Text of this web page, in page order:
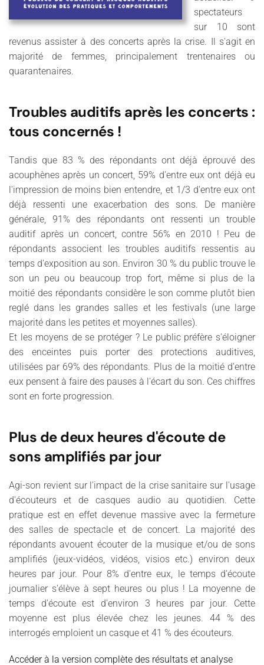
spectateurs
sur 10 sont
revenus assister à des concerts après la crise. Il s'agit en
majorité de femmes, principalement trentenaires ou
quarantenaires.
Troubles auditifs après les concerts :
tous concernés !
Tandis que 83 % des répondants ont déjà éprouvé des
acouphènes après un concert, 59% d'entre eux ont déjà eu
l'impression de moins bien entendre, et 1/3 d'entre eux ont
déjà ressenti une exacerbation des sons. De manière
générale, 91% des répondants ont ressenti un trouble
auditif après un concert, contre 56% en 2010 ! Peu de
répondants associent les troubles auditifs ressentis au
temps d'exposition au son. Environ 30 % du public trouve le
son un peu ou beaucoup trop fort, même si plus de la
moitié des répondants considère le son comme plutôt bien
reglé dans les grandes salles et les festivals (une large
majorité dans les petites et moyennes salles).
Et les moyens de se protéger ? Le public préfère s'éloigner
des enceintes puis porter des protections auditives,
utilisées par 69% des répondants. Plus de la moitié d'entre
eux pensent à faire des pauses à l'écart du son. Ces chiffres
sont en forte progression.
Plus de deux heures d'écoute de
sons amplifiés par jour
Agi-son revient sur l'impact de la crise sanitaire sur l'usage
d'écouteurs et de casques audio au quotidien. Cette
pratique est en effet devenue massive avec la fermeture
des salles de spectacle et de concert. La majorité des
répondants avouent écouter de la musique et/ou de sons
amplifiés (jeux-vidéos, vidéos, visios etc.) environ deux
heures par jour. Pour 8% d'entre eux, le temps d'écoute
journalier s'élève à sept heures ou plus ! La moyenne de
temps d'écoute est d'environ 3 heures par jour. Cette
moyenne est plus élevée chez les jeunes. 44 % des
interrogés emploient un casque et 41 % des écouteurs.
Accéder à la version complète des résultats et analyse